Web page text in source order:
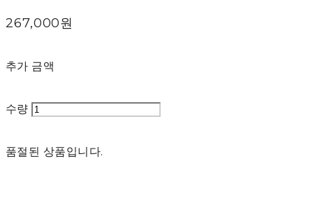
267,000원
추가 금액
수량
품절된 상품입니다.